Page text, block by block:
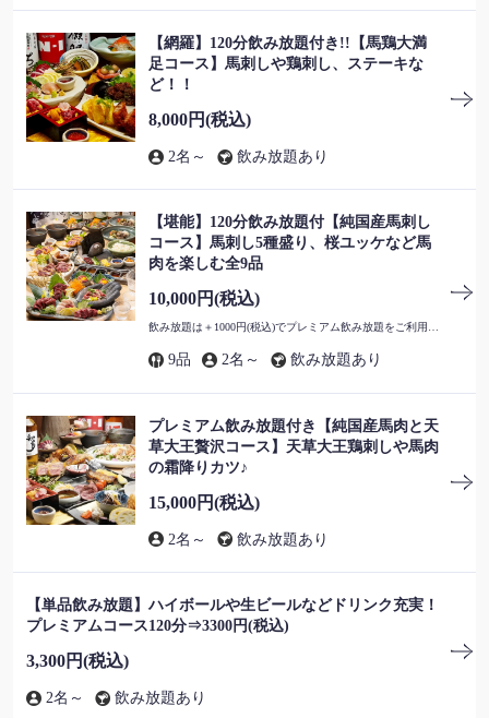
【網羅】120分飲み放題付き!!【馬鶏大満
足コース】馬刺しや鶏刺し、ステーキな
ど！！
8,000円(税込)
2名～ 飲み放題あり
【堪能】120分飲み放題付【純国産馬刺し
コース】馬刺し5種盛り、桜ユッケなど馬
肉を楽しむ全9品
10,000円(税込)
飲み放題は＋1000円(税込)でプレミアム飲み放題をご利用いただけます。
9品 2名～ 飲み放題あり
プレミアム飲み放題付き【純国産馬肉と天
草大王贅沢コース】天草大王鶏刺しや馬肉
の霜降りカツ♪
15,000円(税込)
2名～ 飲み放題あり
【単品飲み放題】ハイボールや生ビールなどドリンク充実！
プレミアムコース120分⇒3300円(税込)
3,300円(税込)
2名～ 飲み放題あり
この店舗情報をシェアする
少人数で貸し切り！？１３名様から～！！ 周りを気にしな
くてよいプライベートスペース | 純国産馬刺しと朝引き
鶏 にほんいち 大阪堺筋本町店
大阪府大阪市中央区安土町２-4-5 日本SBPビルB1
https://nihonichi-sakaisujihonmachi.owst.jp/coupons/210113149
お店情報をコピー
閉じる